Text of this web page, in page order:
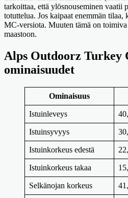
tarkoittaa, että ylösnouseminen vaatii
totuttelua. Jos kaipaat enemmän tilaa,
MC-versiota. Muuten tämä on
maastoon.
Alps Outdoorz Turkey
ominaisuudet
Ominaisuus
Istuinleveys
Istuinsyvyys
Istuinkorkeus edestä
Istuinkorkeus takaa
Selkänojan korkeus